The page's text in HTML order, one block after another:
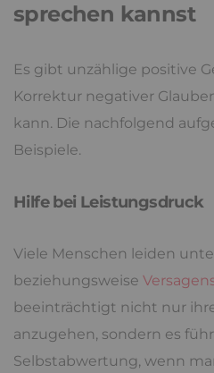
sprechen kannst
Es gibt unzählige positive
Korrektur negativer
kann. Die nachfolgend
Beispiele.
Hilfe bei Leistungsdruck
Viele Menschen leiden
beziehungsweise
beeinträchtigt nicht nur
anzugehen, sondern es
Selbstabwertung, wenn